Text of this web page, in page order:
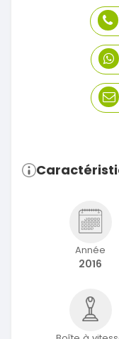
Année
2016